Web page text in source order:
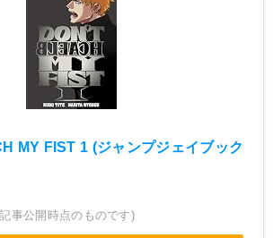
MY FIST 1 (ジャンプジェイブック
事公開時点のものです)